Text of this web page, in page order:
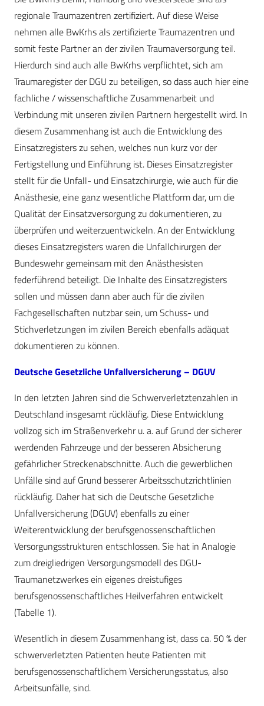
regionale Traumazentren zertifiziert. Auf diese Weise
nehmen alle BwKrhs als zertifizierte Traumazentren und
somit feste Partner an der zivilen Traumaversorgung teil.
Hierdurch sind auch alle BwKrhs verpflichtet, sich am
Traumaregister der DGU zu beteiligen, so dass auch hier eine
fachliche / wissenschaftliche Zusammenarbeit und
Verbindung mit unseren zivilen Partnern hergestellt wird. In
diesem Zusammenhang ist auch die Entwicklung des
Einsatzregisters zu sehen, welches nun kurz vor der
Fertigstellung und Einführung ist. Dieses Einsatzregister
stellt für die Unfall- und Einsatzchirurgie, wie auch für die
Anästhesie, eine ganz wesentliche Plattform dar, um die
Qualität der Einsatzversorgung zu dokumentieren, zu
überprüfen und weiterzuentwickeln. An der Entwicklung
dieses Einsatzregisters waren die Unfallchirurgen der
Bundeswehr gemeinsam mit den Anästhesisten
federführend beteiligt. Die Inhalte des Einsatzregisters
sollen und müssen dann aber auch für die zivilen
Fachgesellschaften nutzbar sein, um Schuss- und
Stichverletzungen im zivilen Bereich ebenfalls adäquat
dokumentieren zu können.
Deutsche Gesetzliche Unfallversicherung – DGUV
In den letzten Jahren sind die Schwerverletztenzahlen in
Deutschland insgesamt rückläufig. Diese Entwicklung
vollzog sich im Straßenverkehr u. a. auf Grund der sicherer
werdenden Fahrzeuge und der besseren Absicherung
gefährlicher Streckenabschnitte. Auch die gewerblichen
Unfälle sind auf Grund besserer Arbeitsschutzrichtlinien
rückläufig. Daher hat sich die Deutsche Gesetzliche
Unfallversicherung (DGUV) ebenfalls zu einer
Weiterentwicklung der berufsgenossenschaftlichen
Versorgungsstrukturen entschlossen. Sie hat in Analogie
zum dreigliedrigen Versorgungsmodell des DGU-
Traumanetzwerkes ein eigenes dreistufiges
berufsgenossenschaftliches Heilverfahren entwickelt
(Tabelle 1).
Wesentlich in diesem Zusammenhang ist, dass ca. 50 % der
schwerverletzten Patienten heute Patienten mit
berufsgenossenschaftlichem Versicherungsstatus, also
Arbeitsunfälle, sind.